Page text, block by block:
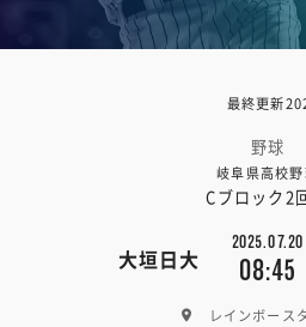
最終更新
野球
岐阜県高校
Cブロック2
大垣日大
2025.07.20
08:45
レインボース